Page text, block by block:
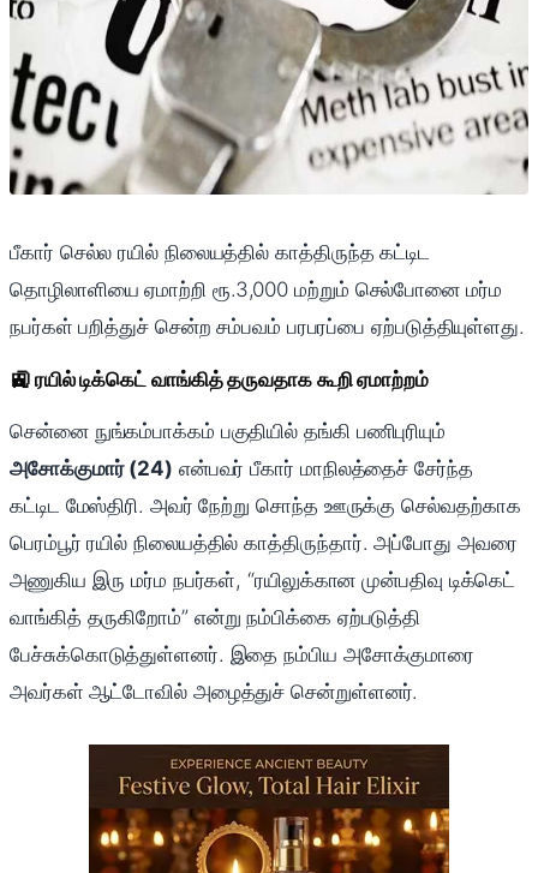
பீகார் செல்ல ரயில் நிலையத்தில் காத்திருந்த கட்டிட
தொழிலாளியை ஏமாற்றி ரூ.3,000 மற்றும் செல்போனை மர்ம
நபர்கள் பறித்துச் சென்ற சம்பவம் பரபரப்பை ஏற்படுத்தியுள்ளது.
🚉 ரயில் டிக்கெட் வாங்கித் தருவதாக கூறி ஏமாற்றம்
சென்னை நுங்கம்பாக்கம் பகுதியில் தங்கி பணிபுரியும்
அசோக்குமார் (24) என்பவர் பீகார் மாநிலத்தைச் சேர்ந்த
கட்டிட மேஸ்திரி. அவர் நேற்று சொந்த ஊருக்கு செல்வதற்காக
பெரம்பூர் ரயில் நிலையத்தில் காத்திருந்தார். அப்போது அவரை
அணுகிய இரு மர்ம நபர்கள், “ரயிலுக்கான முன்பதிவு டிக்கெட்
வாங்கித் தருகிறோம்” என்று நம்பிக்கை ஏற்படுத்தி
பேச்சுக்கொடுத்துள்ளனர். இதை நம்பிய அசோக்குமாரை
அவர்கள் ஆட்டோவில் அழைத்துச் சென்றுள்ளனர்.